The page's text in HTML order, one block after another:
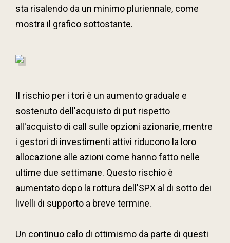
sta risalendo da un minimo pluriennale, come
mostra il grafico sottostante.
Il rischio per i tori è un aumento graduale e
sostenuto dell'acquisto di put rispetto
all'acquisto di call sulle opzioni azionarie, mentre
i gestori di investimenti attivi riducono la loro
allocazione alle azioni come hanno fatto nelle
ultime due settimane. Questo rischio è
aumentato dopo la rottura dell'SPX al di sotto dei
livelli di supporto a breve termine.
Un continuo calo di ottimismo da parte di questi